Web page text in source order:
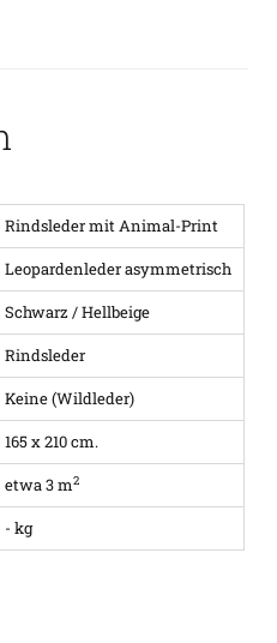
Rindsleder mit Animal-Print
Leopardenleder asymmetrisch
Schwarz / Hellbeige
Rindsleder
Keine (Wildleder)
165 x 210 cm.
etwa 3 m2
- kg